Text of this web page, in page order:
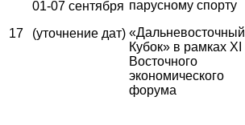
17
01-07 сентября
(уточнение дат)
парусному спорту
«Дальневосточный
Кубок» в рамках XI
Восточного
экономического
форума